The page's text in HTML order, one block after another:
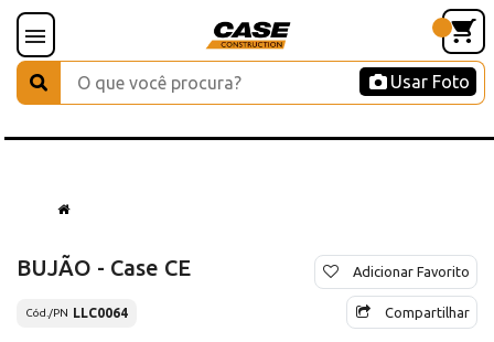
Usar Foto
BUJÃO - Case CE
Cód./PN LLC0064
Adicionar Favorito
Compartilhar